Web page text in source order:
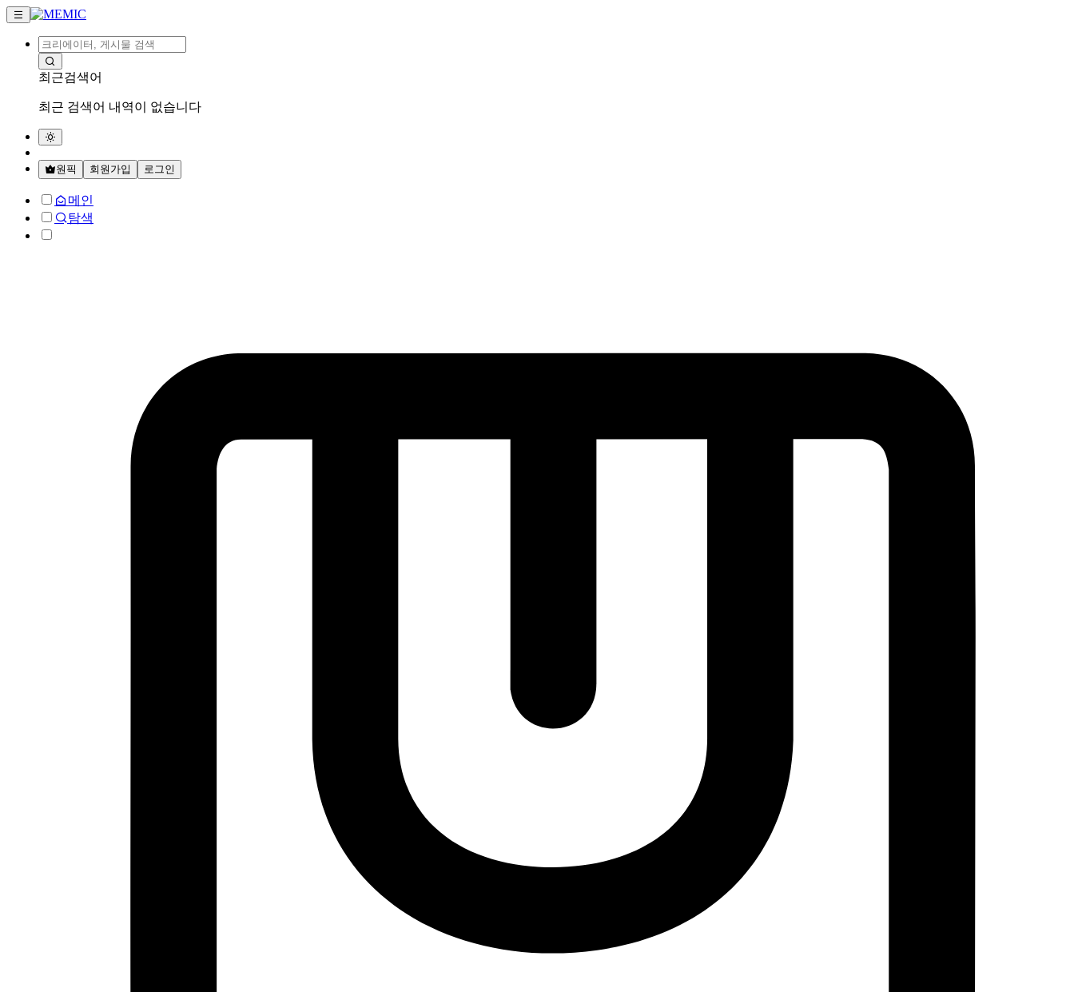
최근검색어
최근 검색어 내역이 없습니다
원픽 회원가입 로그인
메인
탐색